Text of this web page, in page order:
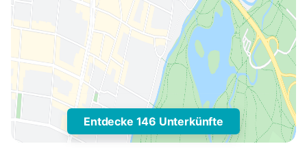
Entdecke 146 Unterkünfte